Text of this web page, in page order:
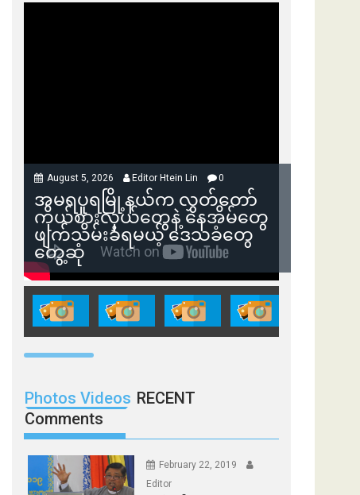
August 5, 2026 Editor Htein Lin 0
အမရပူရမြို့နယ်က လွှတ်တော်
ကိုယ်စားလှယ်တွေနဲ့ နေအိမ်တွေ
ဖျက်သိမ်းခံရမယ့် ဒေသခံတွေ
တွေ့ဆုံ
Photos Videos RECENT
Comments
February 22, 2019
Editor